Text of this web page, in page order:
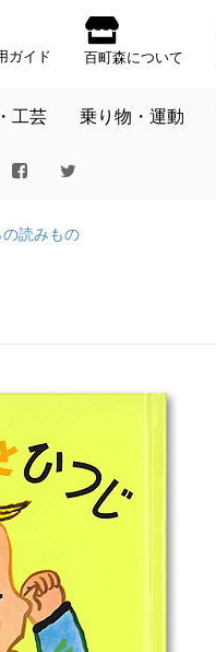
ガイド 百町森について
工芸 乗り物・運動
の読みもの